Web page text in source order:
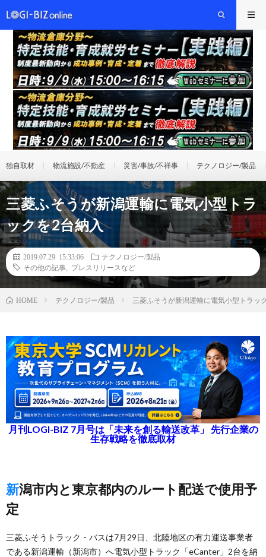
独自取材 物流施設/不動産 災害/事故/不祥事 テクノロジー/製品
三菱ふそうが新潟運輸に電気小型トラ
ックを2台納入
2019.07.29 15:33:06
テクノロジー/製品
その他の記事
プレスリリースなど
HOME テクノロジー/製品 三菱ふそうが新潟運輸に電気小型トラッ
月刊LOGI-BIZ 7月号は「未来を創る輸送改革」 先行企業の
生存戦略を徹底取材
新潟市内と東京都内のルート配送で使用予
定
三菱ふそうトラック・バスは7月29日、北陸地区の有力運送事業者
である新潟運輸（新潟市）へ電気小型トラック「eCanter」2台を納